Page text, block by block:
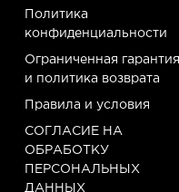
Политика
конфиденциальности
Ограниченная гарантия
и политика возврата
Правила и условия
СОГЛАСИЕ НА
ОБРАБОТКУ
ПЕРСОНАЛЬНЫХ
ДАННЫХ